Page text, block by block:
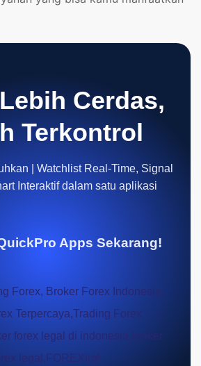
Cerdas,
Terkontrol
| Watchlist Real-Time, Signal
Interaktif dalam satu aplikasi
Apps Sekarang!